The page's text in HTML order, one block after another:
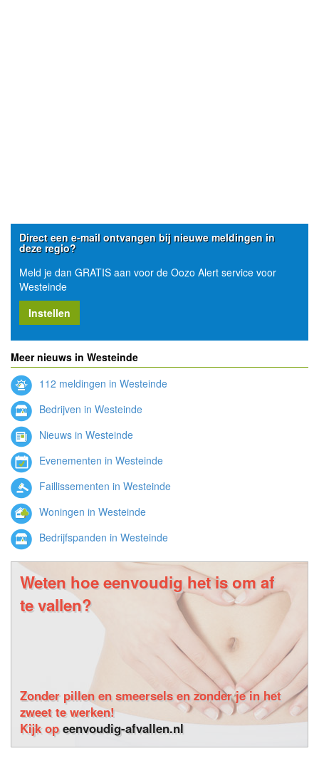
Direct een e-mail ontvangen bij nieuwe meldingen in
deze regio?
Meld je dan GRATIS aan voor de Oozo Alert service voor
Westeinde
Instellen
Meer nieuws in Westeinde
112 meldingen in Westeinde
Bedrijven in Westeinde
Nieuws in Westeinde
Evenementen in Westeinde
Faillissementen in Westeinde
Woningen in Westeinde
Bedrijfspanden in Westeinde
Weten hoe eenvoudig het is om af
te vallen?
Zonder pillen en smeersels en zonder je in het
zweet te werken!
Kijk opeenvoudig-afvallen.nl